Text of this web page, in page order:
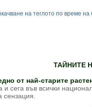
на теглото по време
ТАЙНИТЕ
от най-старите
и сега във всички
сензация.